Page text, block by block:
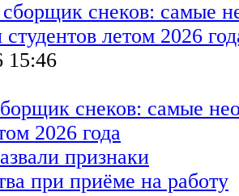
15:46
снеков: самые
2026 года